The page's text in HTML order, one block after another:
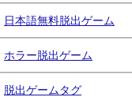
日本語無料脱出ゲーム
ホラー脱出ゲーム
脱出ゲームタグ